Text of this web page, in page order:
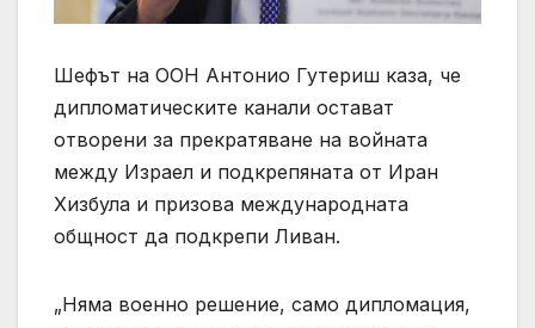
Шефът на ООН Антонио Гутериш каза, че
дипломатическите канали остават
отворени за прекратяване на войната
между Израел и подкрепяната от Иран
Хизбула и призова международната
общност да подкрепи Ливан.
„Няма военно решение, само дипломация,